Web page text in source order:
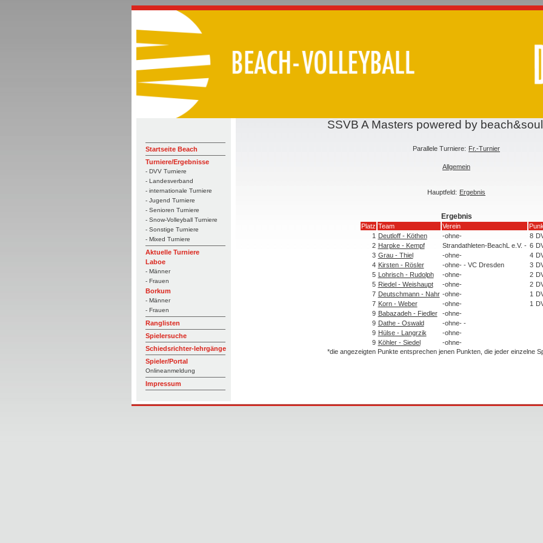
Startseite Beach
Turniere/Ergebnisse
- DVV Turniere
- Landesverband
- internationale Turniere
- Jugend Turniere
- Senioren Turniere
- Snow-Volleyball Turniere
- Sonstige Turniere
- Mixed Turniere
Aktuelle Turniere
Laboe
- Männer
- Frauen
Borkum
- Männer
- Frauen
Ranglisten
Spielersuche
Schiedsrichter-lehrgänge
Spieler/Portal
Onlineanmeldung
Impressum
SSVB A Masters powered by
Parallele Turniere: Fr.-Turnier
Allgemein
Hauptfeld: Ergebnis
Ergebnis
Platz Team Verein
1 Deutloff - Köthen -ohne- 8
2 Harpke - Kempf Strandathleten-BeachL e.V. - 6
3 Grau - Thiel -ohne- 4
4 Kirsten - Rösler -ohne- - VC Dresden 3
5 Lohrisch - Rudolph -ohne- 2
5 Riedel - Weishaupt -ohne- 2
7 Deutschmann - Nahr -ohne- 1
7 Korn - Weber -ohne- 1
9 Babazadeh - Fiedler
-ohne-
9 Dathe - Oswald
-ohne- -
9 Hülse - Langrzik
-ohne-
9 Köhler - Siedel
-ohne-
*die angezeigten Punkte entsprechen jenen Punkten, die jeder einzelne